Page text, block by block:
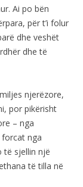
Ai po bën
për t’i folur
dhe veshët
dhe të
njerëzore,
por pikërisht
– nga
nga
të sjellin një
të tilla në